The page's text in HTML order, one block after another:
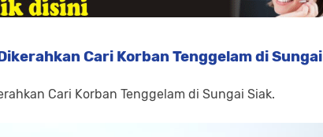
Cari Korban Tenggelam di Sungai
Cari Korban Tenggelam di Sungai Siak.